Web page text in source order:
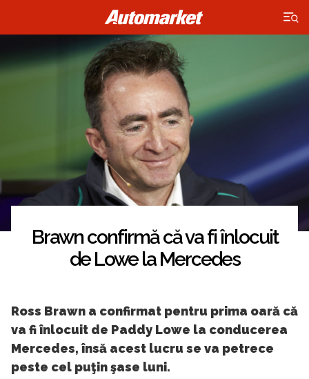
×
Brawn confirmă că va fi înlocuit
de Lowe la Mercedes
Ross Brawn a confirmat pentru prima oară că
va fi înlocuit de Paddy Lowe la conducerea
Mercedes, însă acest lucru se va petrece
peste cel puţin şase luni.